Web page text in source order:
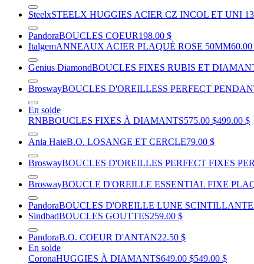
SteelxSTEELX HUGGIES ACIER CZ INCOL ET UNI
PandoraBOUCLES COEUR198.00 $
ItalgemANNEAUX ACIER PLAQUÉ ROSE 50MM60.00
Genius DiamondBOUCLES FIXES RUBIS ET
BroswayBOUCLES D'OREILLESS PERFECT
En solde
RNBBOUCLES FIXES À DIAMANTS575.00 $499.00 $
Ania HaieB.O. LOSANGE ET CERCLE79.00 $
BroswayBOUCLES D'OREILLES PERFECT FIXES
BroswayBOUCLE D'OREILLE ESSENTIAL FIXE
PandoraBOUCLES D'OREILLE LUNE SCINTILLANTE
SindbadBOUCLES GOUTTES259.00 $
PandoraB.O. COEUR D'ANTAN22.50 $
En solde
CoronaHUGGIES À DIAMANTS649.00 $549.00 $